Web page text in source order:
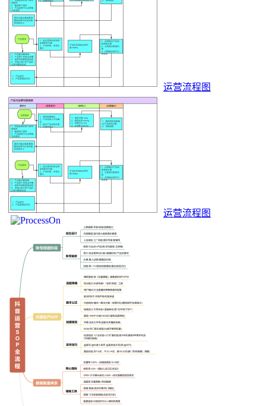
运营流程图
运营流程图